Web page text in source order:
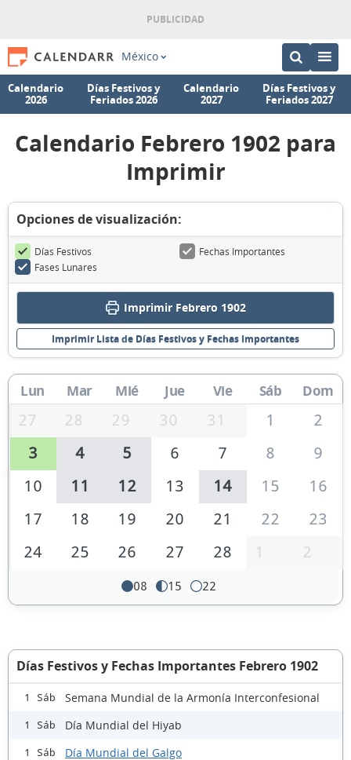
México
Calendario
2026
Días Festivos y
Feriados 2026
Calendario
2027
Días Festivos y
Feriados 2027
Calendario Febrero 1902 para
Imprimir
Opciones de visualización:
Días Festivos
Fechas Importantes
Fases Lunares
Imprimir Febrero 1902
Imprimir Lista de Días Festivos y Fechas Importantes
Lun Mar Mié Jue Vie Sáb Dom
27 28 29 30 31 1
2
3
4 5 6 7 8
9
10
11 12 13 14 15
16
17
18 19 20 21 22
23
24
25 26 27 28 1 2
08 15 22
Días Festivos y Fechas Importantes Febrero 1902
1 Sáb Semana Mundial de la Armonía Interconfesional
1 Sáb Día Mundial del Hiyab
1 Sáb Día Mundial del Galgo